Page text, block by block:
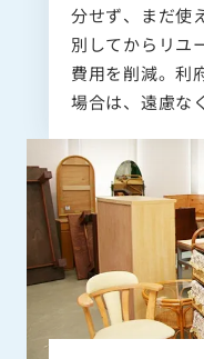
分せず、まだ使
別してからリユ
費用を削減。利
場合は、遠慮な